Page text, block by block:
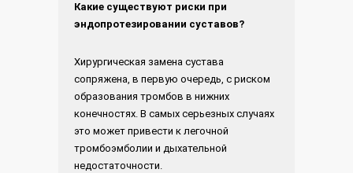
Какие существуют риски при
эндопротезировании суставов?
Хирургическая замена сустава
сопряжена, в первую очередь, с риском
образования тромбов в нижних
конечностях. В самых серьезных случаях
это может привести к легочной
тромбоэмболии и дыхательной
недостаточности.